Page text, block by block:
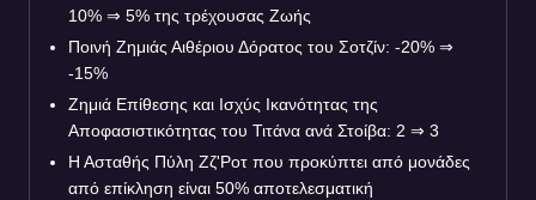
10% ⇒ 5% της τρέχουσας Ζωής
Ποινή Ζημιάς Αιθέριου Δόρατος του Σοτζίν: -20% ⇒
-15%
Ζημιά Επίθεσης και Ισχύς Ικανότητας της
Αποφασιστικότητας του Τιτάνα ανά Στοίβα: 2 ⇒ 3
Η Ασταθής Πύλη Ζζ'Ροτ που προκύπτει από μονάδες
από επίκληση είναι 50% αποτελεσματική